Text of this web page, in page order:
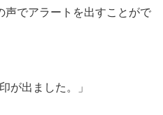
声でアラートを出すことがで
が出ました。」